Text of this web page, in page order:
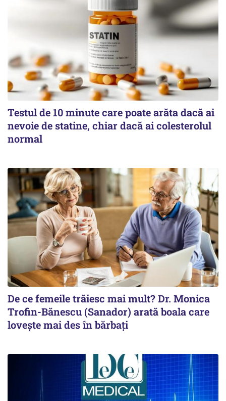
Testul de 10 minute care poate arăta dacă ai
nevoie de statine, chiar dacă ai colesterolul
normal
De ce femeile trăiesc mai mult? Dr. Monica
Trofin-Bănescu (Sanador) arată boala care
lovește mai des în bărbați